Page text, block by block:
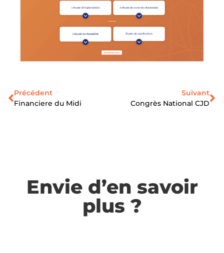
Précédent
Financiere du Midi
Suivant
Congrès National CJD
Envie d’en savoir
plus ?